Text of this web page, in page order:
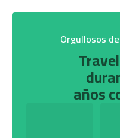
Orgullosos
años